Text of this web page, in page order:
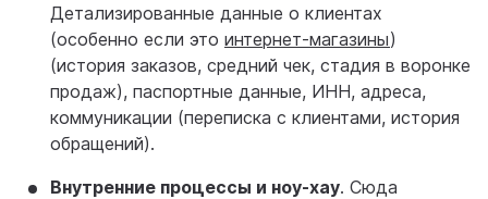
Детализированные данные о клиентах
(особенно если это интернет-магазины)
(история заказов, средний чек, стадия в воронке
продаж), паспортные данные, ИНН, адреса,
коммуникации (переписка с клиентами, история
обращений).
Внутренние процессы и ноу-хау. Сюда